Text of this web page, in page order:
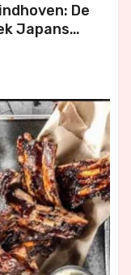
De
Japans